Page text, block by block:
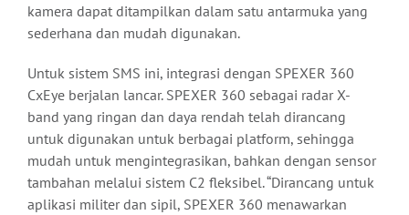
kamera dapat ditampilkan dalam satu antarmuka yang
sederhana dan mudah digunakan.
Untuk sistem SMS ini, integrasi dengan SPEXER 360
CxEye berjalan lancar. SPEXER 360 sebagai radar X-
band yang ringan dan daya rendah telah dirancang
untuk digunakan untuk berbagai platform, sehingga
mudah untuk mengintegrasikan, bahkan dengan sensor
tambahan melalui sistem C2 fleksibel. “Dirancang untuk
aplikasi militer dan sipil, SPEXER 360 menawarkan